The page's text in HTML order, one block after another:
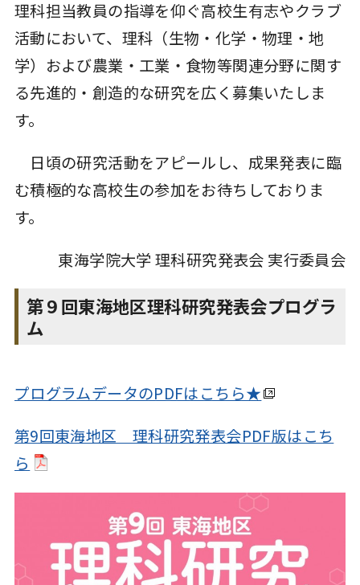
理科担当教員の指導を仰ぐ高校生有志やクラブ
活動において、理科（生物・化学・物理・地
学）および農業・工業・食物等関連分野に関す
る先進的・創造的な研究を広く募集いたしま
す。
日頃の研究活動をアピールし、成果発表に臨
む積極的な高校生の参加をお待ちしておりま
す。
東海学院大学 理科研究発表会 実行委員会
第９回東海地区理科研究発表会プログラ
ム
プログラムデータのPDFはこちら★
第9回東海地区 理科研究発表会PDF版はこち
ら